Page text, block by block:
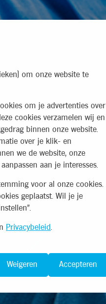
om onze website te
om je advertenties over
cookies verzamelen wij en
binnen onze website.
over je klik- en
we de website, onze
aan je interesses.
voor al onze cookies.
geplaatst. Wil je je
Privacybeleid
Weigeren Accepteren